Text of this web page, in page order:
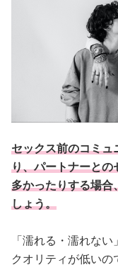
セックス前のコミュ
り、パートナーとの
多かったりする場合
しょう。
「濡れる・濡れな
クオリティが低いの